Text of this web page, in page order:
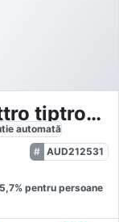
Audi RSQ8 4.0 TFSI quattro tiptronic
automată
AUD212531
5,7% pentru persoane